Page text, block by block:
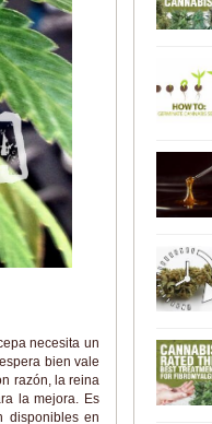
necesita un
bien vale
razón, la reina
la mejora. Es
disponibles en